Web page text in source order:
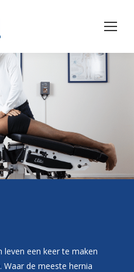
leven een keer te maken
de meeste hernia